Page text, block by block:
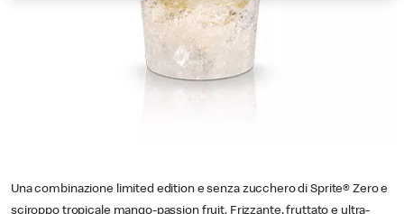
Una combinazione limited edition e senza zucchero di Sprite® Zero e
sciroppo tropicale mango-passion fruit. Frizzante, fruttato e ultra-